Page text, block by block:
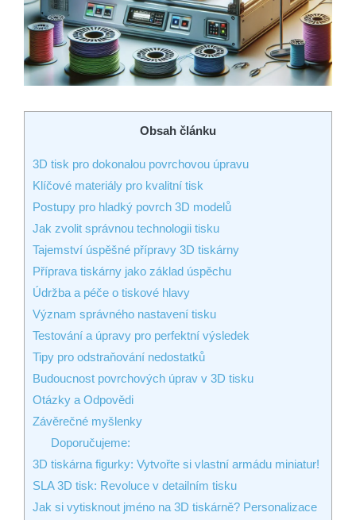
Obsah článku
3D tisk pro dokonalou povrchovou úpravu
Klíčové materiály pro kvalitní tisk
Postupy pro hladký povrch 3D modelů
Jak zvolit správnou technologii tisku
Tajemství úspěšné přípravy 3D tiskárny
Příprava tiskárny jako základ úspěchu
Údržba a péče o tiskové hlavy
Význam správného nastavení tisku
Testování a úpravy pro perfektní výsledek
Tipy pro odstraňování nedostatků
Budoucnost povrchových úprav v 3D tisku
Otázky a Odpovědi
Závěrečné myšlenky
Doporučujeme:
3D tiskárna figurky: Vytvořte si vlastní armádu miniatur!
SLA 3D tisk: Revoluce v detailním tisku
Jak si vytisknout jméno na 3D tiskárně? Personalizace